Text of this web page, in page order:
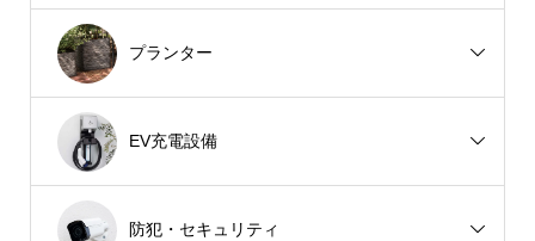
プランター
EV充電設備
防犯・セキュリティ